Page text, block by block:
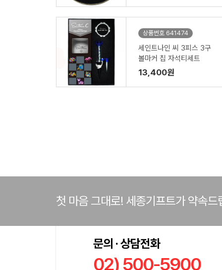
상품번호 641474
세인트나인 씨 3피스 3구
볼마커 칩 자석티세트
13,400원
첫 마음 그대로! 세종기프트가 약속드
문의 · 상담전화
02) 500-5900